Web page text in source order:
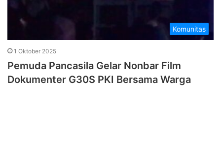
Komunitas
1 Oktober 2025
Pemuda Pancasila Gelar Nonbar Film
Dokumenter G30S PKI Bersama Warga